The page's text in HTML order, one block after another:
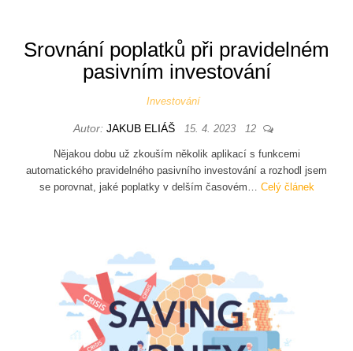
Srovnání poplatků při pravidelném
pasivním investování
Investování
Autor: JAKUB ELIÁŠ 15. 4. 2023 12
Nějakou dobu už zkouším několik aplikací s funkcemi
automatického pravidelného pasivního investování a rozhodl jsem
se porovnat, jaké poplatky v delším časovém… Celý článek